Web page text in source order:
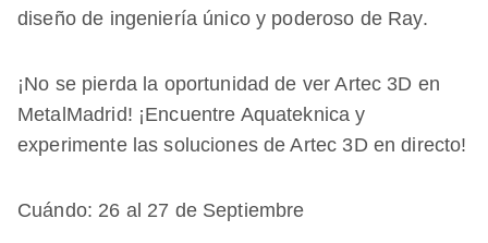
diseño de ingeniería único y poderoso de Ray.
¡No se pierda la oportunidad de ver Artec 3D en
MetalMadrid! ¡Encuentre Aquateknica y
experimente las soluciones de Artec 3D en directo!
Cuándo: 26 al 27 de Septiembre